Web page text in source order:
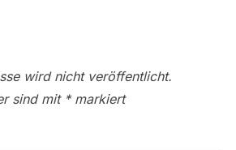
wird nicht veröffentlicht.
sind mit *markiert